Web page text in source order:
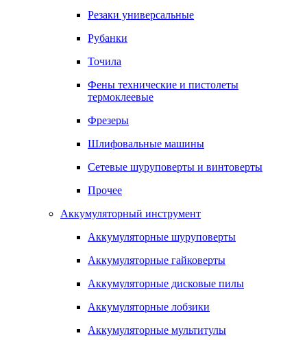
Резаки универсальные
Рубанки
Точила
Фены технические и пистолеты
термоклеевые
Фрезеры
Шлифовальные машины
Сетевые шуруповерты и винтоверты
Прочее
Аккумуляторный инструмент
Аккумуляторные шуруповерты
Аккумуляторные гайковерты
Аккумуляторные дисковые пилы
Аккумуляторные лобзики
Аккумуляторные мультитулы